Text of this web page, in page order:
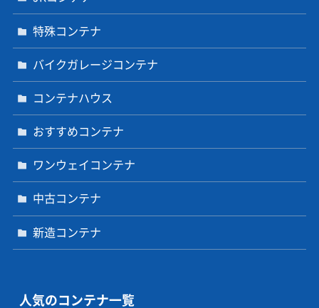
特殊コンテナ
バイクガレージコンテナ
コンテナハウス
おすすめコンテナ
ワンウェイコンテナ
中古コンテナ
新造コンテナ
人気のコンテナ一覧